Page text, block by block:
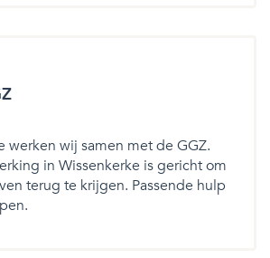
werken wij samen met de GGZ.
in Wissenkerke is gericht om
terug te krijgen. Passende hulp